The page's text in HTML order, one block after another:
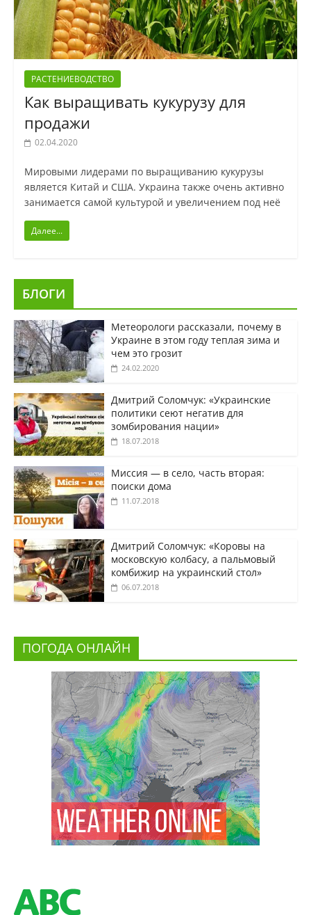
РАСТЕНИЕВОДСТВО
Как выращивать кукурузу для
продажи
02.04.2020
Мировыми лидерами по выращиванию кукурузы
является Китай и США. Украина также очень активно
занимается самой культурой и увеличением под неё
Далее...
БЛОГИ
Метеорологи рассказали, почему в
Украине в этом году теплая зима и
чем это грозит
24.02.2020
Дмитрий Соломчук: «Украинские
политики сеют негатив для
зомбирования нации»
18.07.2018
Миссия — в село, часть вторая:
поиски дома
11.07.2018
Дмитрий Соломчук: «Коровы на
московскую колбасу, а пальмовый
комбижир на украинский стол»
06.07.2018
ПОГОДА ОНЛАЙН